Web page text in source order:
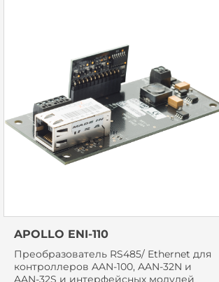
APOLLO ENI-110
Преобразователь RS485/ Ethernet для
контроллеров AAN-100, AAN-32N и
AAN-32S и интерфейсных модулей